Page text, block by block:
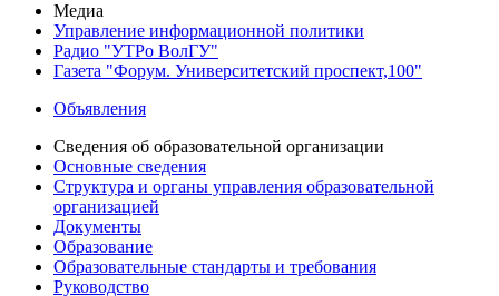
Медиа
Управление информационной политики
Радио "УТРо ВолГУ"
Газета "Форум. Университетский проспект,100"
Объявления
Сведения об образовательной организации
Основные сведения
Структура и органы управления образовательной
организацией
Документы
Образование
Образовательные стандарты и требования
Руководство